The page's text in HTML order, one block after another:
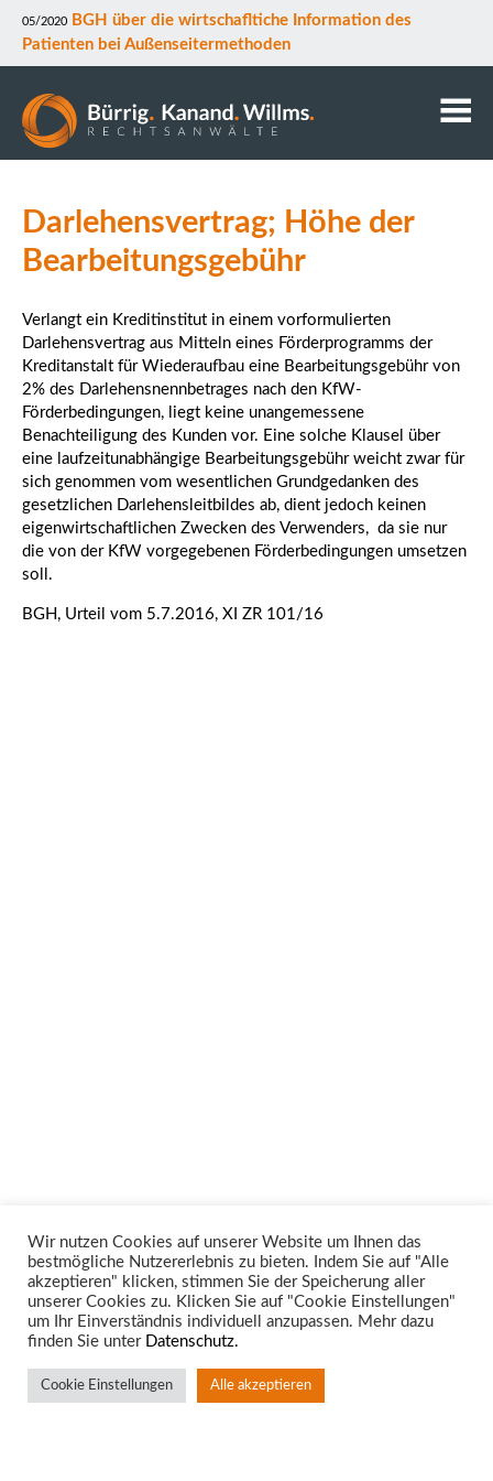
05/2020
BGH über die wirtschafltiche Information des
Patienten bei Außenseitermethoden
Anwälte
Mitarbeiter
Downloads
Datenschutz
Rechtsgebiete
Darlehensvertrag; Höhe der
Bearbeitungsgebühr
Verlangt ein Kreditinstitut in einem vorformulierten
Darlehensvertrag aus Mitteln eines Förderprogramms der
Kreditanstalt für Wiederaufbau eine Bearbeitungsgebühr von
2% des Darlehensnennbetrages nach den KfW-
Förderbedingungen, liegt keine unangemessene
Benachteiligung des Kunden vor. Eine solche Klausel über
eine laufzeitunabhängige Bearbeitungsgebühr weicht zwar für
sich genommen vom wesentlichen Grundgedanken des
gesetzlichen Darlehensleitbildes ab, dient jedoch keinen
eigenwirtschaftlichen Zwecken des Verwenders, da sie nur
die von der KfW vorgegebenen Förderbedingungen umsetzen
soll.
BGH, Urteil vom 5.7.2016, XI ZR 101/16
Unsere Rechtsgebiete
Wir nutzen Cookies auf unserer Website um Ihnen das
bestmögliche Nutzererlebnis zu bieten. Indem Sie auf "Alle
akzeptieren" klicken, stimmen Sie der Speicherung aller
unserer Cookies zu. Klicken Sie auf "Cookie Einstellungen"
um Ihr Einverständnis individuell anzupassen. Mehr dazu
finden Sie unter Datenschutz.
Cookie Einstellungen Alle akzeptieren